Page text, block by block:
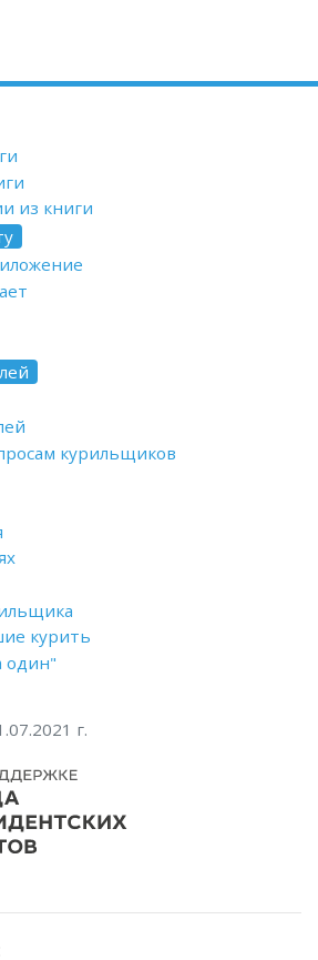
из книги
курильщиков
курить
один"
г.